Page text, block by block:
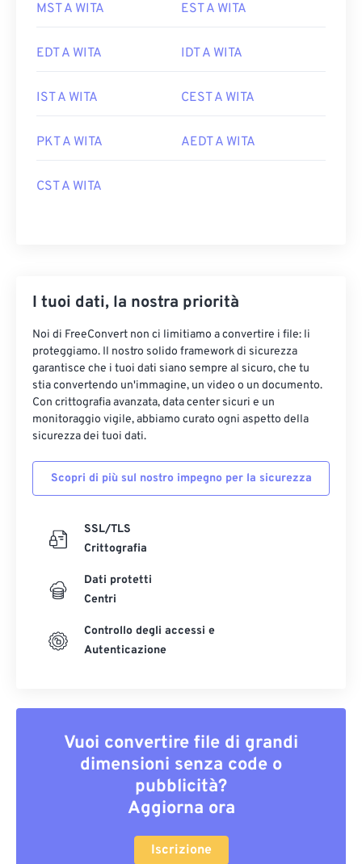
MST A WITA EST A WITA
EDT A WITA IDT A WITA
IST A WITA CEST A WITA
PKT A WITA AEDT A WITA
CST A WITA
I tuoi dati, la nostra priorità
Noi di FreeConvert non ci limitiamo a convertire i file: li
proteggiamo. Il nostro solido framework di sicurezza
garantisce che i tuoi dati siano sempre al sicuro, che tu
stia convertendo un'immagine, un video o un documento.
Con crittografia avanzata, data center sicuri e un
monitoraggio vigile, abbiamo curato ogni aspetto della
sicurezza dei tuoi dati.
Scopri di più sul nostro impegno per la sicurezza
SSL/TLS
Crittografia
Dati protetti
Centri
Controllo degli accessi e
Autenticazione
Vuoi convertire file di grandi
dimensioni senza code o
pubblicità?
Aggiorna ora
Iscrizione